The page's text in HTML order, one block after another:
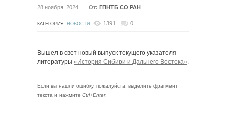
28 ноября, 2024 От: ГПНТБ СО РАН
КАТЕГОРИЯ: НОВОСТИ 1391 0
Вышел в свет новый выпуск текущего указателя
литературы «История Сибири и Дальнего Востока».
Если вы нашли ошибку, пожалуйста, выделите фрагмент
текста и нажмите Ctrl+Enter.